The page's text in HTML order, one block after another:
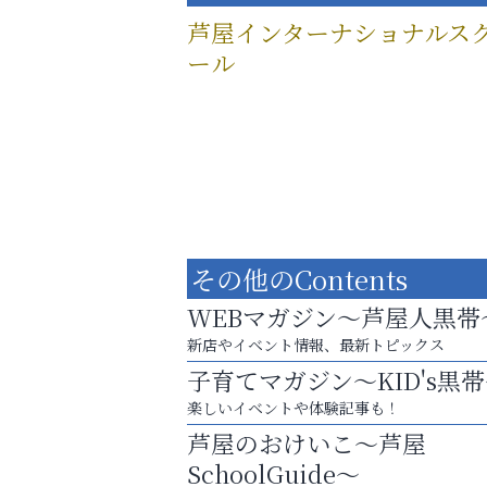
芦屋インターナショナルス
ール
英語で育つ、世界が広がる！
杉塾 芦屋校
その他のContents
WEBマガジン～芦屋人黒帯
新店やイベント情報、最新トピックス
子育てマガジン～KID's黒
楽しいイベントや体験記事も！
芦屋のおけいこ～芦屋
SchoolGuide～